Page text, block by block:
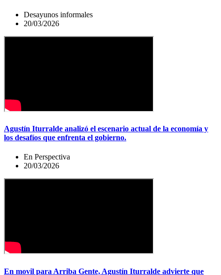
Desayunos informales
20/03/2026
Agustín Iturralde analizó el escenario actual de la economía y
los desafíos que enfrenta el gobierno.
En Perspectiva
20/03/2026
En movil para Arriba Gente, Agustín Iturralde advierte que